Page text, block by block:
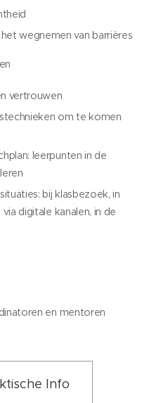
wegnemen van barrières
vertrouwen
om te komen
leerpunten in de
bij klasbezoek, in
digitale kanalen, in de
en mentoren
Info